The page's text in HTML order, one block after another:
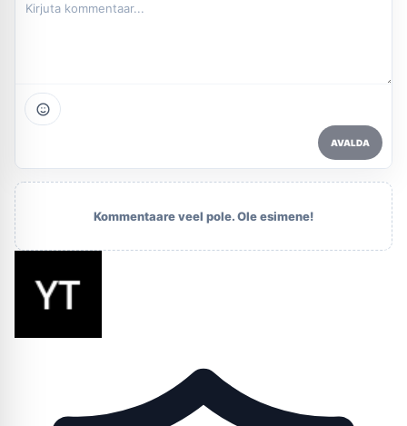
AVALDA
Kommentaare veel pole. Ole esimene!